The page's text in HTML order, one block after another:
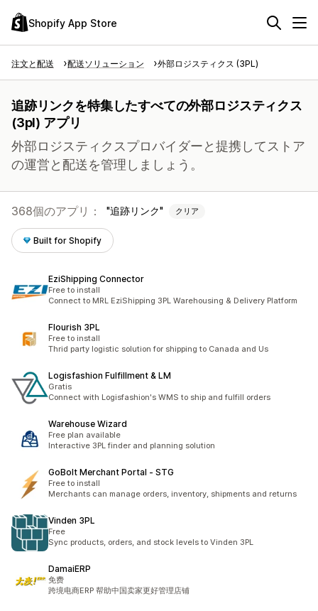
Shopify App Store
注文と配送 配送ソリューション 外部ロジスティクス (3PL)
追跡リンクを特集したすべての外部ロジスティクス
(3pl) アプリ
外部ロジスティクスプロバイダーと提携してストア
の運営と配送を管理しましょう。
368個のアプリ： 追跡リンク クリア
Built for Shopify
EziShipping Connector
Free to install
Connect to MRL EziShipping 3PL Warehousing & Delivery Platform
Flourish 3PL
Free to install
Thrid party logistic solution for shipping to Canada and Us
Logisfashion Fulfillment & LM
Gratis
Connect with Logisfashion's WMS to ship and fulfill orders
Warehouse Wizard
Free plan available
Interactive 3PL finder and planning solution
GoBolt Merchant Portal ‑ STG
Free to install
Merchants can manage orders, inventory, shipments and returns
Vinden 3PL
Free
Sync products, orders, and stock levels to Vinden 3PL
DamaiERP
免费
跨境电商ERP 帮助中国卖家更好管理店铺